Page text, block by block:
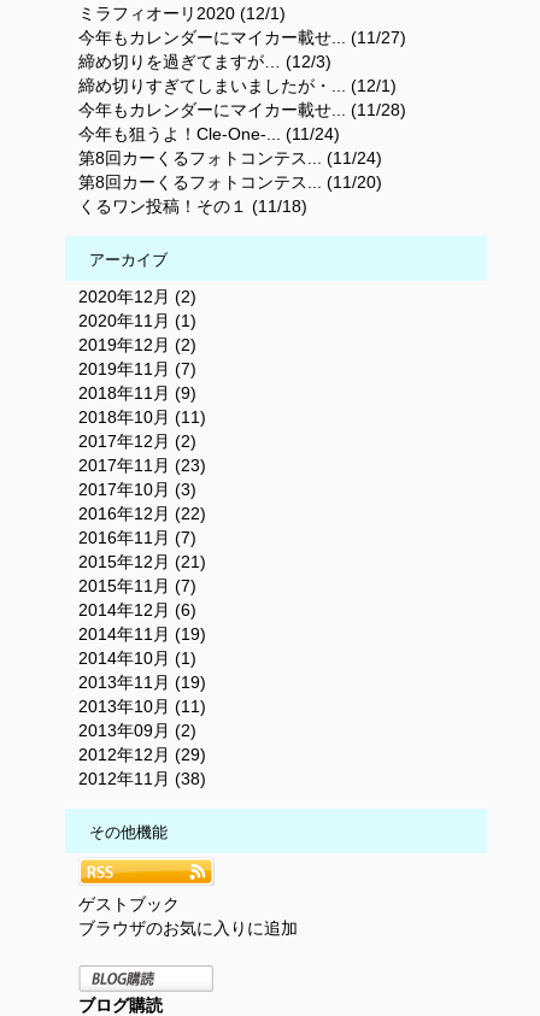
ミラフィオーリ2020 (12/1)
今年もカレンダーにマイカー載せ... (11/27)
締め切りを過ぎてますが… (12/3)
締め切りすぎてしまいましたが・... (12/1)
今年もカレンダーにマイカー載せ... (11/28)
今年も狙うよ！Cle-One-... (11/24)
第8回カーくるフォトコンテス... (11/24)
第8回カーくるフォトコンテス... (11/20)
くるワン投稿！その１ (11/18)
アーカイブ
2020年12月 (2)
2020年11月 (1)
2019年12月 (2)
2019年11月 (7)
2018年11月 (9)
2018年10月 (11)
2017年12月 (2)
2017年11月 (23)
2017年10月 (3)
2016年12月 (22)
2016年11月 (7)
2015年12月 (21)
2015年11月 (7)
2014年12月 (6)
2014年11月 (19)
2014年10月 (1)
2013年11月 (19)
2013年10月 (11)
2013年09月 (2)
2012年12月 (29)
2012年11月 (38)
その他機能
ゲストブック
ブラウザのお気に入りに追加
ブログ購読